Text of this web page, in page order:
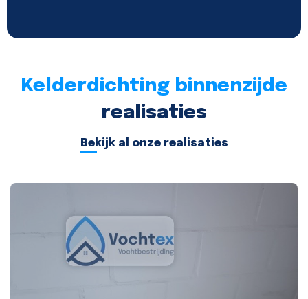
Kelderdichting binnenzijde
realisaties
Bekijk al onze realisaties